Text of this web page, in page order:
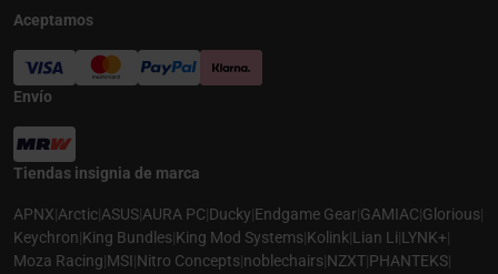
Aceptamos
Envío
Tiendas insignia de marca
APNX|Arctic|ASUS|AURA PC|Ducky|Endgame Gear|GAMIAC|Glorious|
Keychron|King Bundles|King Mod Systems|Kolink|Lian Li|LYNK+|
Moza Racing|MSI|Nitro Concepts|noblechairs|NZXT|PHANTEKS|